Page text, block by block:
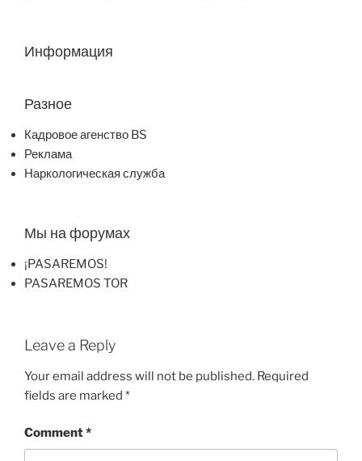
Информация
Разное
Кадровое агенство BS
Реклама
Наркологическая служба
Мы на форумах
¡PASAREMOS!
PASAREMOS TOR
Leave a Reply
Your email address will not be published. Required
fields are marked *
Comment*